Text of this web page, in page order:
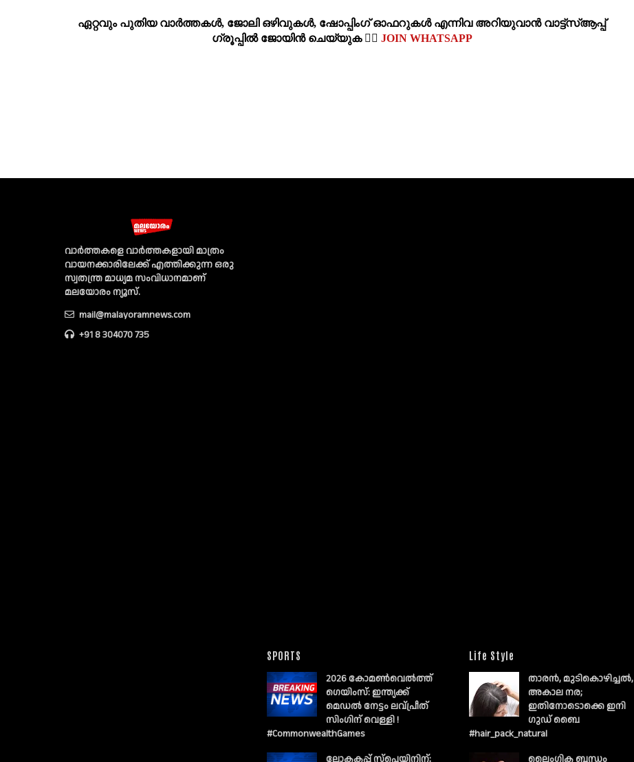
ഏറ്റവും പുതിയ വാര്‍ത്തകള്‍, ജോലി ഒഴിവുകള്‍, ഷോപ്പിംഗ്‌ ഓഫറുകള്‍ എന്നിവ അറിയുവാന്‍ വാട്ട്സ്ആപ്പ്
ഗ്രൂപ്പില്‍ ജോയിന്‍ ചെയ്യുക 👉🏽 JOIN WHATSAPP
വാര്‍ത്തകളെ വാര്‍ത്തകളായി മാത്രം
വായനക്കാരിലേക്ക് എത്തിക്കുന്ന ഒരു
സ്വതന്ത്ര മാധ്യമ സംവിധാനമാണ്
മലയോരം ന്യൂസ്‌.
mail@malayoramnews.com
+91 8 304070 735
SPORTS
2026 കോമൺവെൽത്ത്
ഗെയിംസ്: ഇന്ത്യക്ക്
മെഡൽ നേട്ടം ലവ്പ്രീത്
സിംഗിന് വെള്ളി !
#CommonwealthGames
ലോകകപ്പ് സ്പെയിനിന്;
Life Style
താരൻ, മുടികൊഴിച്ചൽ,
അകാല നര;
ഇതിനോടൊക്കെ ഇനി
ഗുഡ് ബൈ
#hair_pack_natural
ലൈംഗിക ബന്ധം